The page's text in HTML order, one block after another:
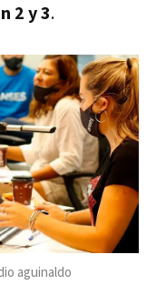
2 y 3.
aguinaldo